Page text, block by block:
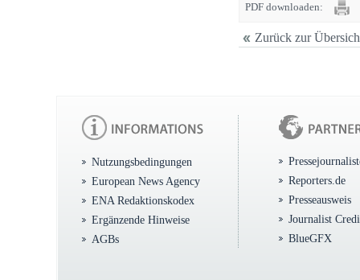
PDF downloaden:
Zurück zur
Nutzungsbedingungen
European News Agency
ENA Redaktionskodex
Ergänzende Hinweise
AGBs
Reporters.de
Presseausweis
Journalist
BlueGFX